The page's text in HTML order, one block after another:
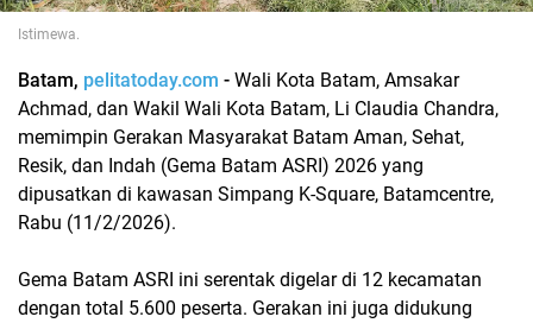
Istimewa.
Batam, pelitatoday.com - Wali Kota Batam, Amsakar
Achmad, dan Wakil Wali Kota Batam, Li Claudia Chandra,
memimpin Gerakan Masyarakat Batam Aman, Sehat,
Resik, dan Indah (Gema Batam ASRI) 2026 yang
dipusatkan di kawasan Simpang K-Square, Batamcentre,
Rabu (11/2/2026).
Gema Batam ASRI ini serentak digelar di 12 kecamatan
dengan total 5.600 peserta. Gerakan ini juga didukung